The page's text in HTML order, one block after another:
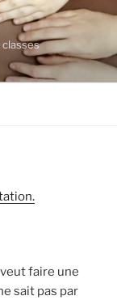
faire une
sait pas par